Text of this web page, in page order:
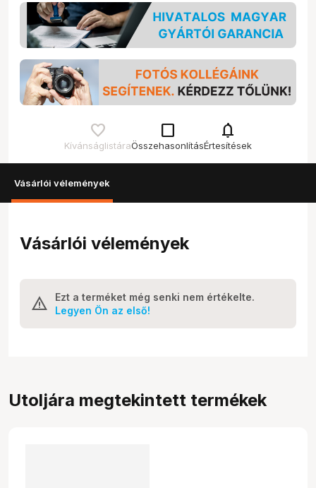
Kívánságlistára
check_box_outline_blank
Összehasonlítás
notifications
Értesítések
Vásárlói vélemények
Vásárlói vélemények
Ezt a terméket még senki nem értékelte.
Legyen Ön az első!
Utoljára megtekintett termékek